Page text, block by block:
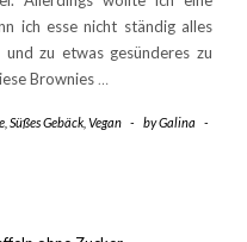
ich esse nicht ständig alles
zu etwas gesünderes zu
Brownies …
Süßes Gebäck Vegan - byGalina
-